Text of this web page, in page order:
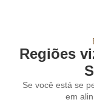
Regiões
Se você está se
em